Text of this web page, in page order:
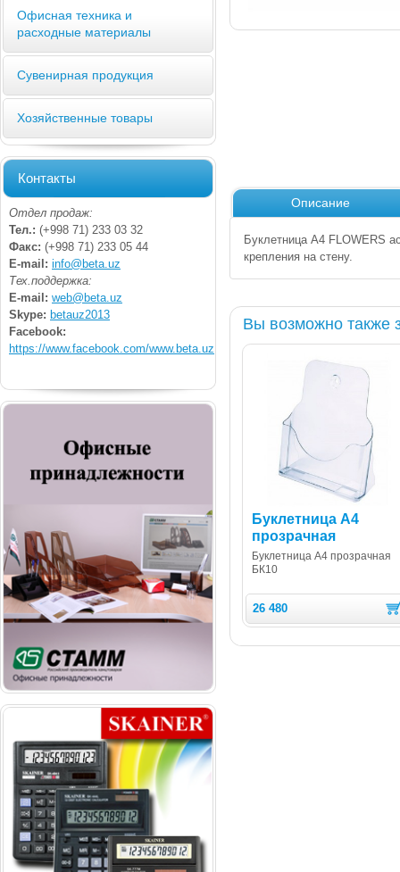
Офисная техника и
расходные материалы
Сувенирная продукция
Хозяйственные товары
Контакты
Отдел продаж:
Тел.: (+998 71) 233 03 32
Факс: (+998 71) 233 05 44
E-mail: info@beta.uz
Тех.поддержка:
E-mail: web@beta.uz
Skype: betauz2013
Facebook:
https://www.facebook.com/www.beta.uz
Описание
Буклетница А4 FLOWERS
крепления на стену.
Вы возможно также
Буклетница А4
прозрачная
Буклетница А4 прозрачная
БК10
26 480